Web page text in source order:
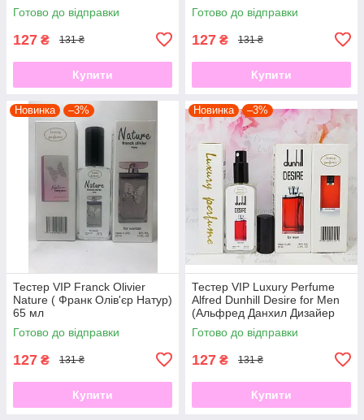
Готово до відправки
127 ₴ 131 ₴
Купити
Готово до відправки
127 ₴ 131 ₴
Купити
Новинка –3%
Тестер VIP Franck Olivier
Nature ( Франк Олів'єр Натур)
65 мл
Готово до відправки
127 ₴ 131 ₴
Купити
Новинка –3%
Тестер VIP Luxury Perfume
Alfred Dunhill Desire for Men
(Альфред Данхил Дизайер
Мен) 65 мл
Готово до відправки
127 ₴ 131 ₴
Купити